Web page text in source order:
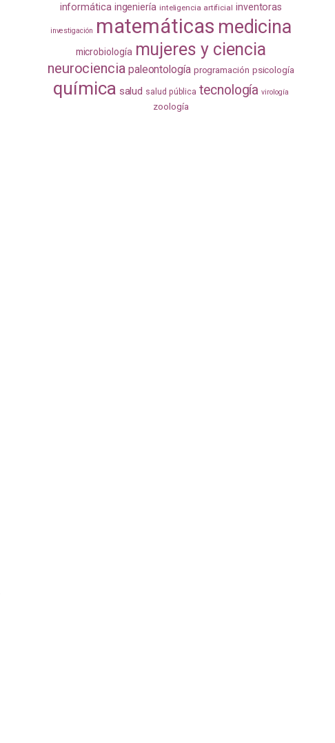
informática ingeniería inteligencia artificial inventoras
investigación matemáticas medicina
microbiología mujeres y ciencia
neurociencia paleontología programación psicología
química salud salud pública tecnología virología
zoología